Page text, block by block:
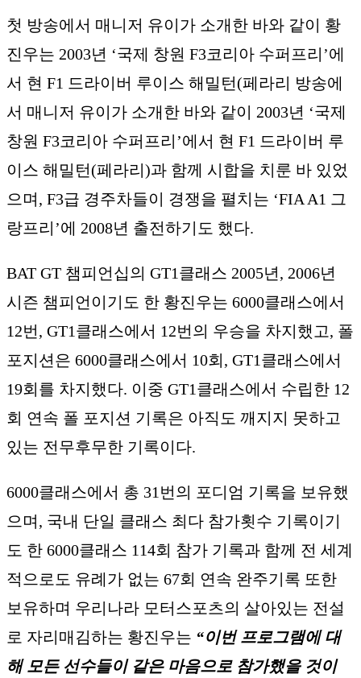
첫 방송에서 매니저 유이가 소개한 바와 같이 황
진우는 2003년 ‘국제 창원 F3코리아 수퍼프리’에
서 현 F1 드라이버 루이스 해밀턴(페라리 방송에
서 매니저 유이가 소개한 바와 같이 2003년 ‘국제
창원 F3코리아 수퍼프리’에서 현 F1 드라이버 루
이스 해밀턴(페라리)과 함께 시합을 치룬 바 있었
으며, F3급 경주차들이 경쟁을 펼치는 ‘FIA A1 그
랑프리’에 2008년 출전하기도 했다.
BAT GT 챔피언십의 GT1클래스 2005년, 2006년
시즌 챔피언이기도 한 황진우는 6000클래스에서
12번, GT1클래스에서 12번의 우승을 차지했고, 폴
포지션은 6000클래스에서 10회, GT1클래스에서
19회를 차지했다. 이중 GT1클래스에서 수립한 12
회 연속 폴 포지션 기록은 아직도 깨지지 못하고
있는 전무후무한 기록이다.
6000클래스에서 총 31번의 포디엄 기록을 보유했
으며, 국내 단일 클래스 최다 참가횟수 기록이기
도 한 6000클래스 114회 참가 기록과 함께 전 세계
적으로도 유례가 없는 67회 연속 완주기록 또한
보유하며 우리나라 모터스포츠의 살아있는 전설
로 자리매김하는 황진우는 “이번 프로그램에 대
해 모든 선수들이 같은 마음으로 참가했을 것이